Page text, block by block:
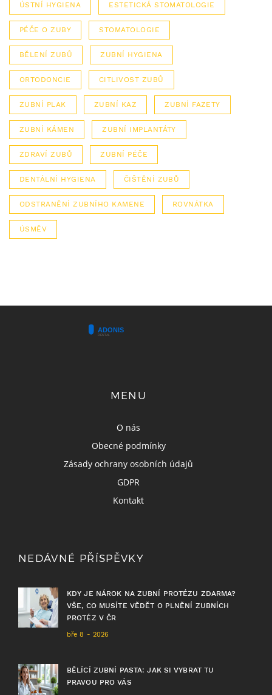
ÚSTNÍ HYGIENA ESTETICKÁ STOMATOLOGIE
PÉČE O ZUBY STOMATOLOGIE
BĚLENÍ ZUBŮ ZUBNÍ HYGIENA
ORTODONCIE CITLIVOST ZUBŮ
ZUBNÍ PLAK ZUBNÍ KAZ ZUBNÍ FAZETY
ZUBNÍ KÁMEN ZUBNÍ IMPLANTÁTY
ZDRAVÍ ZUBŮ ZUBNÍ PÉČE
DENTÁLNÍ HYGIENA ČIŠTĚNÍ ZUBŮ
ODSTRANĚNÍ ZUBNÍHO KAMENE ROVNÁTKA
ÚSMĚV
MENU
O nás
Obecné podmínky
Zásady ochrany osobních údajů
GDPR
Kontakt
NEDÁVNÉ PŘÍSPĚVKY
KDY JE NÁROK NA ZUBNÍ PROTÉZU ZDARMA?
VŠE, CO MUSÍTE VĚDĚT O PLNĚNÍ ZUBNÍCH
PROTÉZ V ČR
bře 8 - 2026
BĚLÍCÍ ZUBNÍ PASTA: JAK SI VYBRAT TU
PRAVOU PRO VÁS